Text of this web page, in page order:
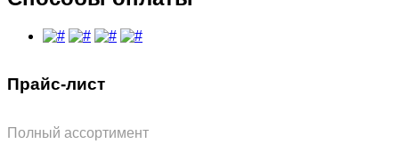
Прайс-лист
Полный ассортимент